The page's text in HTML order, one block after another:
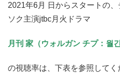
2021年6月 日からスタートの
ソク主演jtbc月火ドラマ
月刊 家（ウォルガン チプ：월간
の視聴率は、下表を参照してく